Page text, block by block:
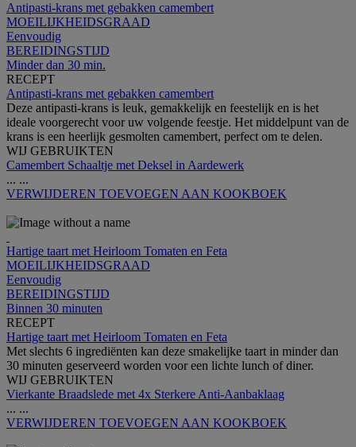
Antipasti-krans met gebakken camembert
MOEILIJKHEIDSGRAAD
Eenvoudig
BEREIDINGSTIJD
Minder dan 30 min.
RECEPT
Antipasti-krans met gebakken camembert
Deze antipasti-krans is leuk, gemakkelijk en feestelijk en is het
ideale voorgerecht voor uw volgende feestje. Het middelpunt van de
krans is een heerlijk gesmolten camembert, perfect om te delen.
WIJ GEBRUIKTEN
Camembert Schaaltje met Deksel in Aardewerk
... ...
VERWIJDEREN TOEVOEGEN AAN KOOKBOEK
Hartige taart met Heirloom Tomaten en Feta
MOEILIJKHEIDSGRAAD
Eenvoudig
BEREIDINGSTIJD
Binnen 30 minuten
RECEPT
Hartige taart met Heirloom Tomaten en Feta
Met slechts 6 ingrediënten kan deze smakelijke taart in minder dan
30 minuten geserveerd worden voor een lichte lunch of diner.
WIJ GEBRUIKTEN
Vierkante Braadslede met 4x Sterkere Anti-Aanbaklaag
... ...
VERWIJDEREN TOEVOEGEN AAN KOOKBOEK